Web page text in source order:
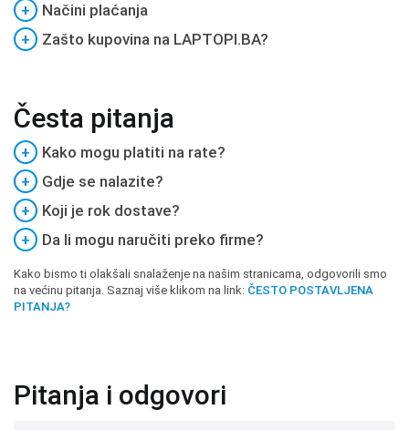
+
Načini plaćanja
+
Zašto kupovina na LAPTOPI.BA?
Česta pitanja
+
Kako mogu platiti na rate?
+
Gdje se nalazite?
+
Koji je rok dostave?
+
Da li mogu naručiti preko firme?
Kako bismo ti olakšali snalaženje na našim stranicama, odgovorili smo
na većinu pitanja. Saznaj više klikom na link: ČESTO POSTAVLJENA
PITANJA?
Pitanja i odgovori